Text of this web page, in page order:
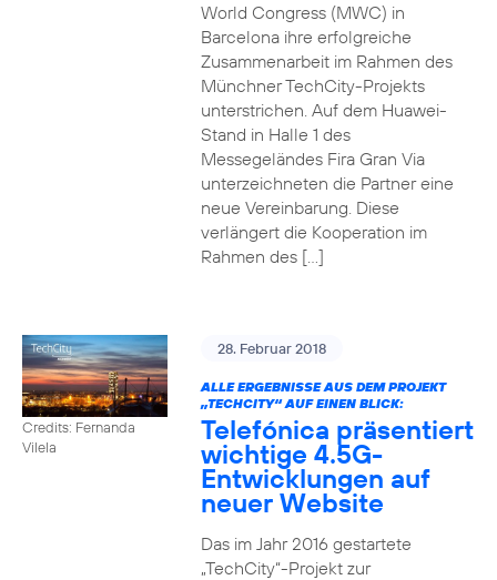
World Congress (MWC) in
Barcelona ihre erfolgreiche
Zusammenarbeit im Rahmen des
Münchner TechCity-Projekts
unterstrichen. Auf dem Huawei-
Stand in Halle 1 des
Messegeländes Fira Gran Via
unterzeichneten die Partner eine
neue Vereinbarung. Diese
verlängert die Kooperation im
Rahmen des […]
Credits: Fernanda
Vilela
28. Februar 2018
ALLE ERGEBNISSE AUS DEM PROJEKT
„TECHCITY“ AUF EINEN BLICK:
Telefónica präsentiert
wichtige 4.5G-
Entwicklungen auf
neuer Website
Das im Jahr 2016 gestartete
„TechCity“-Projekt zur